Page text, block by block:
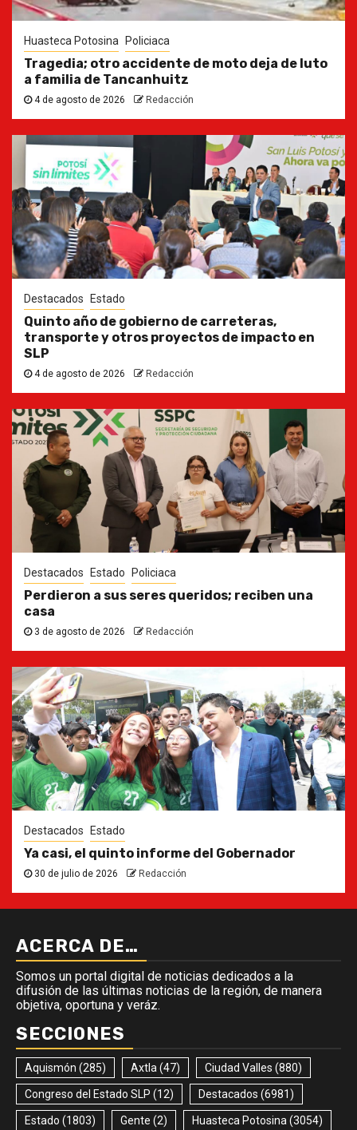
Huasteca Potosina Policiaca
Tragedia; otro accidente de moto deja de luto
a familia de Tancanhuitz
4 de agosto de 2026 Redacción
Destacados Estado
Quinto año de gobierno de carreteras,
transporte y otros proyectos de impacto en
SLP
4 de agosto de 2026 Redacción
Destacados Estado Policiaca
Perdieron a sus seres queridos; reciben una
casa
3 de agosto de 2026 Redacción
Destacados Estado
Ya casi, el quinto informe del Gobernador
30 de julio de 2026 Redacción
ACERCA DE…
Somos un portal digital de noticias dedicados a la
difusión de las últimas noticias de la región, de manera
objetiva, oportuna y veráz.
SECCIONES
Aquismón (285) Axtla (47) Ciudad Valles (880)
Congreso del Estado SLP (12) Destacados (6981)
Estado (1803) Gente (2) Huasteca Potosina (3054)